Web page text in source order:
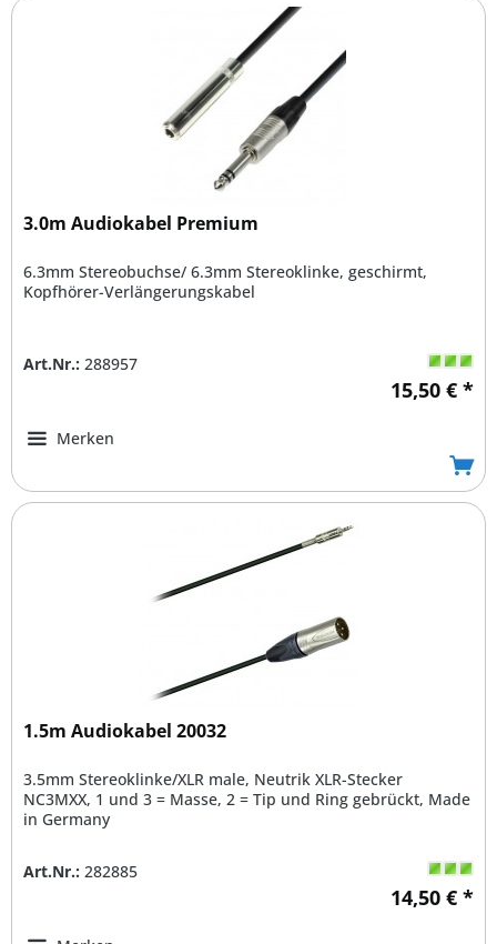
3.0m Audiokabel Premium
6.3mm Stereobuchse/ 6.3mm Stereoklinke, geschirmt,
Kopfhörer-Verlängerungskabel
Art.Nr.: 288957
15,50 € *
Merken
1.5m Audiokabel 20032
3.5mm Stereoklinke/XLR male, Neutrik XLR-Stecker
NC3MXX, 1 und 3 = Masse, 2 = Tip und Ring gebrückt, Made
in Germany
Art.Nr.: 282885
14,50 € *